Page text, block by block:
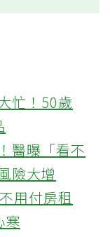
忙！50歲
醫曝「看不
險大增
用付房租
寒